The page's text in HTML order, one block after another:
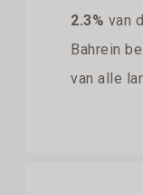
2.3% van
Bahrein
van alle